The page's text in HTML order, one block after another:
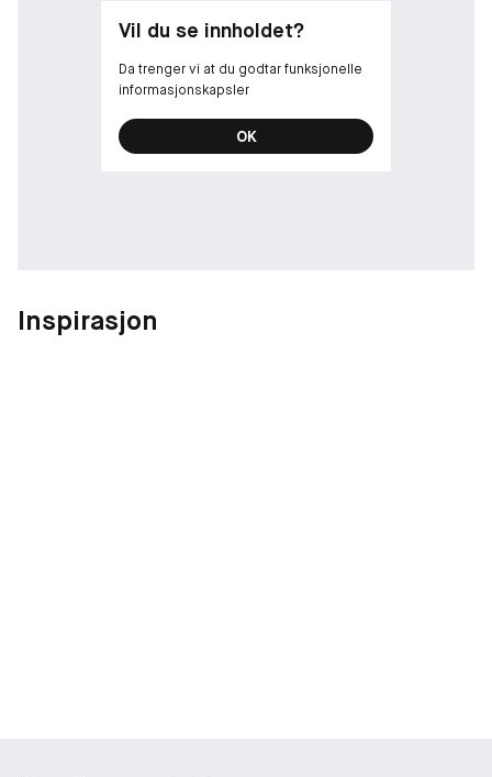
store mengder fukt
Vegansk (uten animalske ingredienser)
pH-verdi: ca. 4,2
Vil du se innholdet?
Da trenger vi at du godtar funksjonelle
informasjonskapsler
OK
Inspirasjon